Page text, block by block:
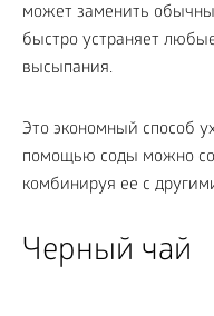
может заменить
быстро устраняет
высыпания.
Это экономный способ
помощью соды можно
комбинируя ее с
Черный чай